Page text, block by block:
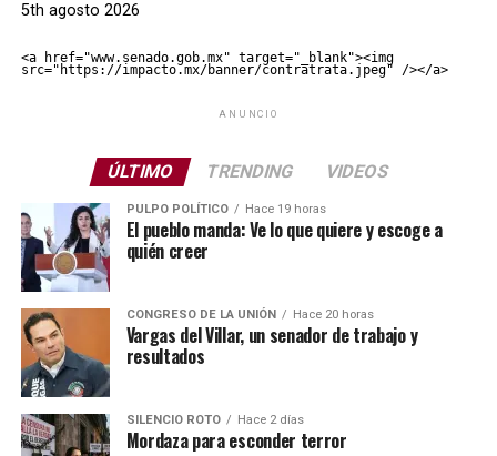
5th agosto 2026
<a href="www.senado.gob.mx" target="_blank"><img
src="https://impacto.mx/banner/contratrata.jpeg" /></a>
ANUNCIO
ÚLTIMO TRENDING VIDEOS
PULPO POLÍTICO Hace 19 horas
El pueblo manda: Ve lo que quiere y escoge a
quién creer
CONGRESO DE LA UNIÓN Hace 20 horas
Vargas del Villar, un senador de trabajo y
resultados
SILENCIO ROTO Hace 2 días
Mordaza para esconder terror